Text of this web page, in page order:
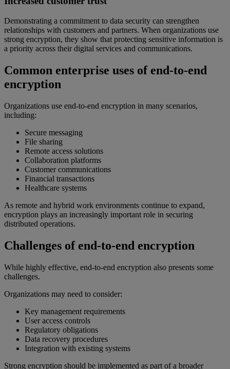
Demonstrating a commitment to data security can strengthen
relationships with customers and partners. When organizations use
strong encryption, they show that protecting sensitive information is
a priority across their digital services and communications.
Common enterprise uses of end-to-end
encryption
Organizations use end-to-end encryption in many scenarios,
including:
Secure messaging
File sharing
Remote access solutions
Collaboration platforms
Customer communications
Financial transactions
Healthcare systems
As remote and hybrid work environments continue to expand,
encryption plays an increasingly important role in securing
distributed operations.
Challenges of end-to-end encryption
While highly effective, end-to-end encryption also presents some
challenges.
Organizations may need to consider:
Key management requirements
User access controls
Regulatory obligations
Data recovery procedures
Integration with existing systems
Strong encryption should be implemented as part of a broader